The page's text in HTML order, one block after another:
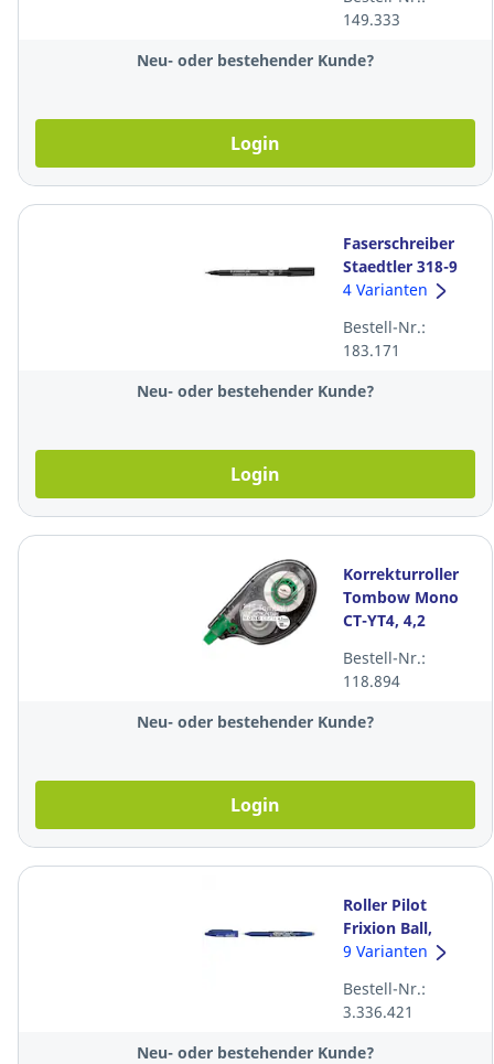
mm, 4er-Set, ass.
149.333
Neu- oder bestehender Kunde?
Login
Faserschreiber
Staedtler 318-9
Lumocolor, F,
schwarz
4 Varianten
Bestell-Nr.:
183.171
Neu- oder bestehender Kunde?
Login
Korrekturroller
Tombow Mono
CT-YT4, 4,2
Bestell-Nr.:
118.894
Neu- oder bestehender Kunde?
Login
Roller Pilot
Frixion Ball,
Strichbreite 0,35
9 Varianten
Bestell-Nr.:
3.336.421
Neu- oder bestehender Kunde?